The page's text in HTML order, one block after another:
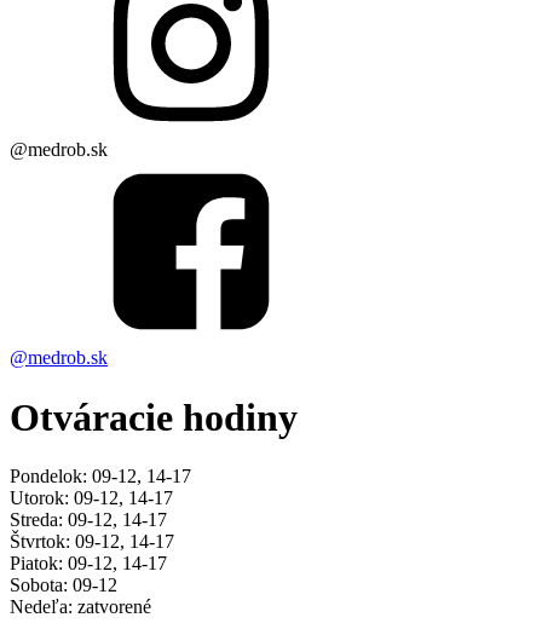
@medrob.sk
@medrob.sk
Otváracie hodiny
Pondelok: 09-12, 14-17
Utorok: 09-12, 14-17
Streda: 09-12, 14-17
Štvrtok: 09-12, 14-17
Piatok: 09-12, 14-17
Sobota: 09-12
Nedeľa: zatvorené